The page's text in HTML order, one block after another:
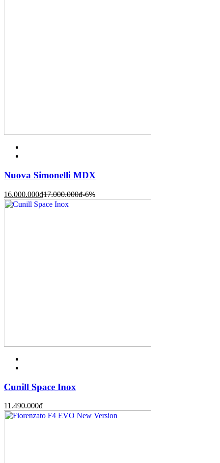
Nuova Simonelli MDX
16.000.000đ17.000.000đ-6%
Cunill Space Inox
11.490.000đ